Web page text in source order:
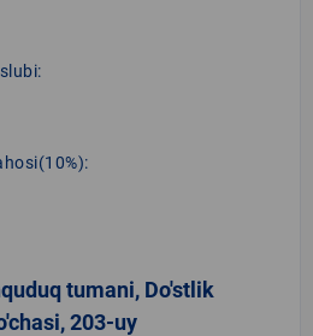
tumani, Do'stlik
203-uy